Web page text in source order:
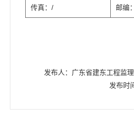
传真：/ 邮编
发布人：广东省建东工程监
发布时